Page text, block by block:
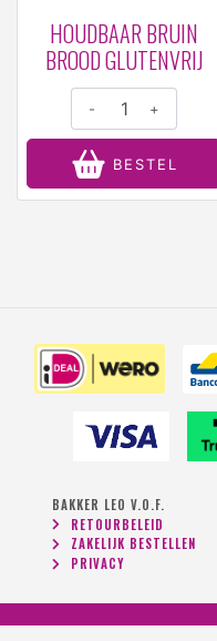
HOUDBAAR BRUIN
BROOD GLUTENVRIJ
- +
BESTEL
BAKKER LEO V.O.F.
RETOURBELEID
ZAKELIJK BESTELLEN
PRIVACY